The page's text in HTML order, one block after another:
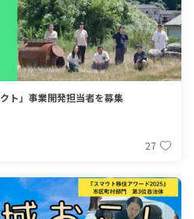
ト」事業開発担当者を募集
27